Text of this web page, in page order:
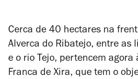
Cerca de 40 hectares na
Alverca do Ribatejo, entre as
e o rio Tejo, pertencem agora
Franca de Xira, que tem o